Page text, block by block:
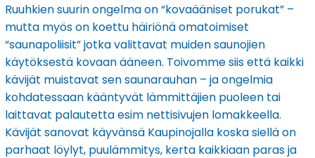
Ruuhkien suurin ongelma on “kovaääniset porukat” –
mutta myös on koettu häiriönä omatoimiset
“saunapoliisit” jotka valittavat muiden saunojien
käytöksestä kovaan ääneen. Toivomme siis että kaikki
kävijät muistavat sen saunarauhan – ja ongelmia
kohdatessaan kääntyvät lämmittäjien puoleen tai
laittavat palautetta esim nettisivujen lomakkeella.
Kävijät sanovat käyvänsä Kaupinojalla koska siellä on
parhaat löylyt, puulämmitys, kerta kaikkiaan paras ja